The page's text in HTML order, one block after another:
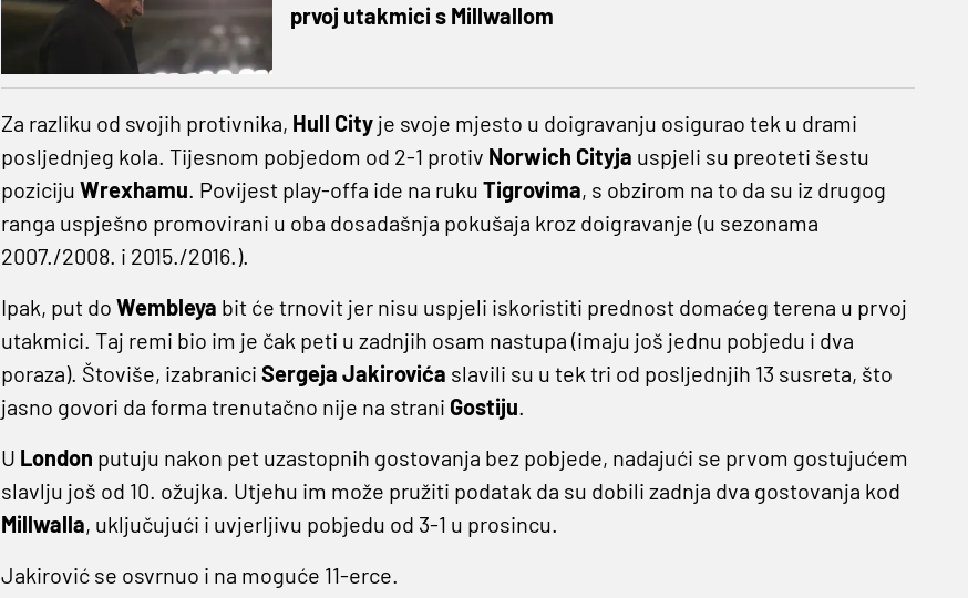
prvoj utakmici s Millwallom
Za razliku od svojih protivnika, Hull Cityje svoje mjesto u doigravanju osigurao tek u drami
posljednjeg kola. Tijesnom pobjedom od 2-1 protiv Norwich Cityja uspjeli su preoteti šestu
poziciju Wrexhamu . Povijest play-offa ide na ruku Tigrovima, s obzirom na to da su iz drugog
ranga uspješno promovirani u oba dosadašnja pokušaja kroz doigravanje (u sezonama
2007./2008. i 2015./2016.).
Ipak, put do Wembleya bit će trnovit jer nisu uspjeli iskoristiti prednost domaćeg terena u prvoj
utakmici. Taj remi bio im je čak peti u zadnjih osam nastupa (imaju još jednu pobjedu i dva
poraza). Štoviše, izabranici Sergeja Jakirovića slavili su u tek tri od posljednjih 13 susreta, što
jasno govori da forma trenutačno nije na strani Gostiju
U London putuju nakon pet uzastopnih gostovanja bez pobjede, nadajući se prvom gostujućem
slavlju još od 10. ožujka. Utjehu im može pružiti podatak da su dobili zadnja dva gostovanja kod
Millwalla, uključujući i uvjerljivu pobjedu od 3-1 u prosincu.
Jakirović se osvrnuo i na moguće 11-erce.